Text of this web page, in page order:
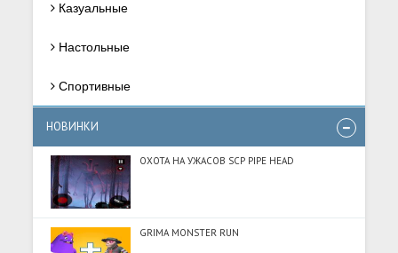
Казуальные
Настольные
Спортивные
НОВИНКИ
ОХОТА НА УЖАСОВ SCP PIPE HEAD
GRIMA MONSTER RUN